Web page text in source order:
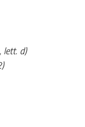
lett. d)